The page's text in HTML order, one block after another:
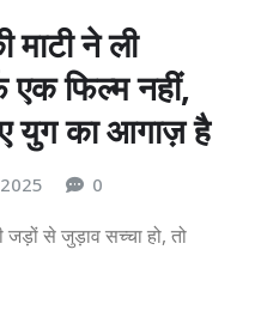
माटी ने ली
एक फिल्म नहीं,
युग का आगाज़ है
2025 0
से जुड़ाव सच्चा हो, तो